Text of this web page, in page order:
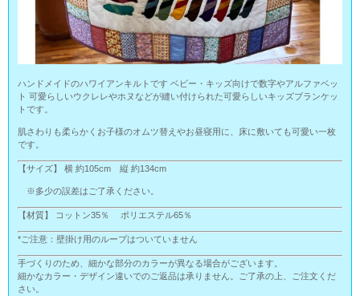
ハンドメイドのハワイアンキルトです ベビー・キッズ向けで数字やアルファベッ
ト 可愛らしいウクレレやホヌなどが縫い付けられた可愛らしいキッズブランケッ
トです。
肌さわりも柔らかくお子様のオムツ替えやお昼寝用に、床に敷いても可愛い一枚
です。
【サイズ】 横 約105cm 縦 約134cm
※多少の誤差はご了承ください。
【材質】 コットン35％ ポリエステル65％
*ご注意：壁掛け用のループはついていません
手づくりのため、細かな部分のカラーが異なる場合がございます。
細かなカラー・デザイン違いでのご返品は承りません。ご了承の上、ご注文くだ
さい。